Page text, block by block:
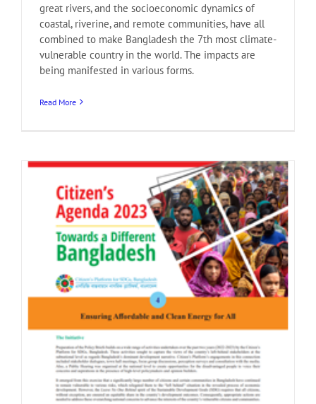
great rivers, and the socioeconomic dynamics of
coastal, riverine, and remote communities, have all
combined to make Bangladesh the 7th most climate-
vulnerable country in the world. The impacts are
being manifested in various forms.
Read More